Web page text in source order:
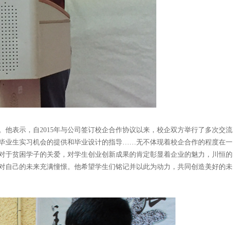
他表示，自2015年与公司签订校企合作协议以来，校企双方举行了多次交流
业生实习机会的提供和毕业设计的指导……无不体现着校企合作的程度在一
贫困学子的关爱，对学生创业创新成果的肯定彰显着企业的魅力，川恒的
己的未来充满憧憬。他希望学生们铭记并以此为动力，共同创造美好的未